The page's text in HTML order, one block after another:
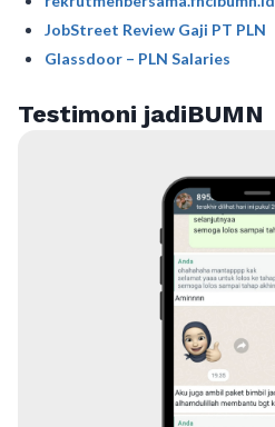
JobStreet Review Gaji PT PLN
Glassdoor – PLN Salaries
Testimoni jadiBUMN